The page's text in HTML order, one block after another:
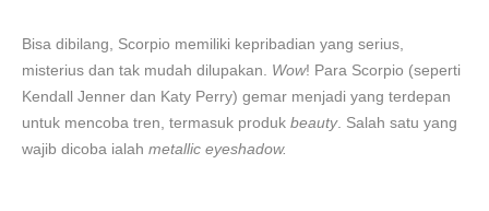
Bisa dibilang, Scorpio memiliki kepribadian yang serius,
misterius dan tak mudah dilupakan. Wow! Para Scorpio (seperti
Kendall Jenner dan Katy Perry) gemar menjadi yang terdepan
untuk mencoba tren, termasuk produk beauty. Salah satu yang
wajib dicoba ialah metallic eyeshadow.